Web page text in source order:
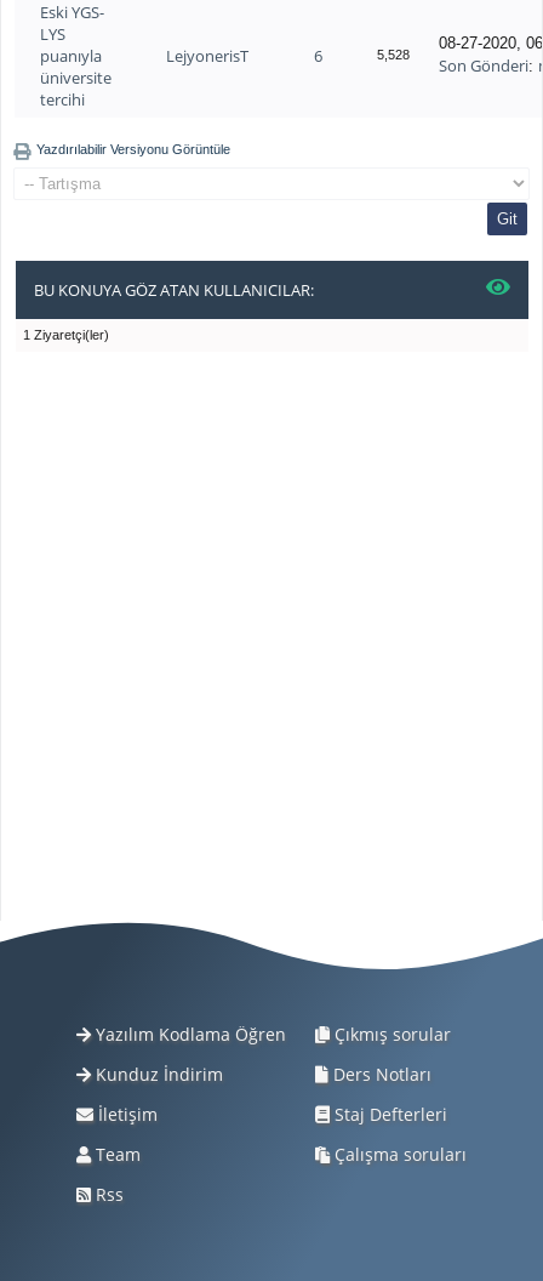
Eski YGS-
LYS
puanıyla
üniversite
tercihi
LejyonerisT 6 5,528
08-27-2020,
Son Gönderi:
Yazdırılabilir Versiyonu Görüntüle
BU KONUYA GÖZ ATAN KULLANICILAR:
1 Ziyaretçi(ler)
Yazılım Kodlama Öğren
Kunduz İndirim
İletişim
Team
Rss
Çıkmış sorular
Ders Notları
Staj Defterleri
Çalışma soruları